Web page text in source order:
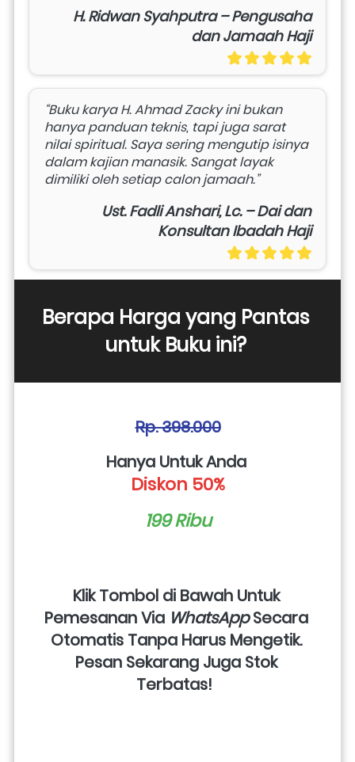
H. Ridwan Syahputra – Pengusaha
dan Jamaah Haji
“Buku karya H. Ahmad Zacky ini bukan
hanya panduan teknis, tapi juga sarat
nilai spiritual. Saya sering mengutip isinya
dalam kajian manasik. Sangat layak
dimiliki oleh setiap calon jamaah.”
Ust. Fadli Anshari, Lc. – Dai dan
Konsultan Ibadah Haji
Berapa Harga yang Pantas
untuk Buku ini?
Rp. 398.000
Hanya Untuk Anda
Diskon 50%
199 Ribu
Klik Tombol di Bawah Untuk
Pemesanan Via WhatsApp Secara
Otomatis Tanpa Harus Mengetik.
Pesan Sekarang Juga Stok
Terbatas!